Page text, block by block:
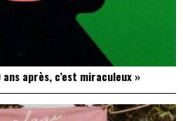
après, c’est miraculeux »